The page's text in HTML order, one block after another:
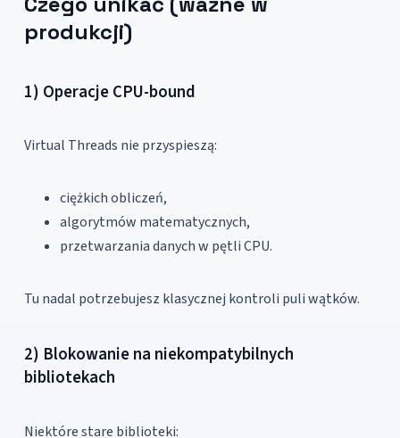
produkcji)
1) Operacje CPU-bound
Virtual Threads nie przyspieszą:
ciężkich obliczeń,
algorytmów matematycznych,
przetwarzania danych w pętli CPU.
Tu nadal potrzebujesz klasycznej kontroli puli wątków.
2) Blokowanie na niekompatybilnych
bibliotekach
Niektóre stare biblioteki: